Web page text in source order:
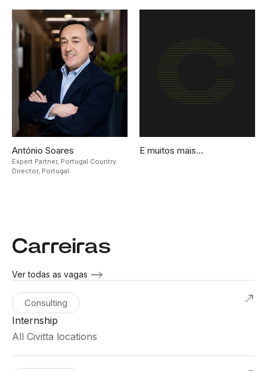
António Soares
Expert Partner, Portugal Country
Director, Portugal
E muitos mais…
Carreiras
Ver todas as vagas
Consulting
Internship
All Civitta locations